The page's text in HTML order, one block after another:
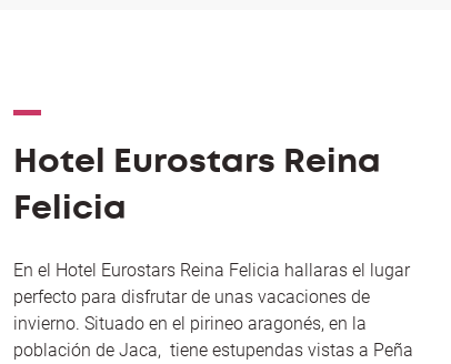
Hotel Eurostars Reina
Felicia
En el Hotel Eurostars Reina Felicia hallaras el lugar
perfecto para disfrutar de unas vacaciones de
invierno. Situado en el pirineo aragonés, en la
población de Jaca, tiene estupendas vistas a Peña